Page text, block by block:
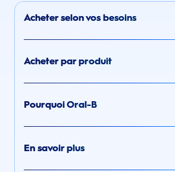
Acheter selon vos besoins
Acheter par produit
Pourquoi Oral-B
En savoir plus